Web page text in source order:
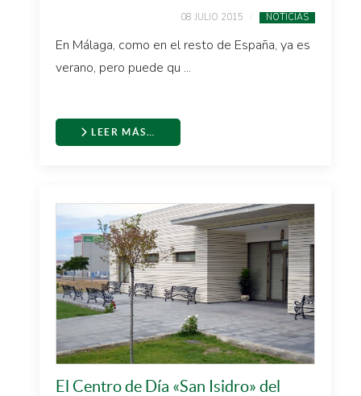
08 JULIO 2015 NOTICIAS
En Málaga, como en el resto de España, ya es
verano, pero puede qu ...
LEER MÁS…
El Centro de Día «San Isidro» del